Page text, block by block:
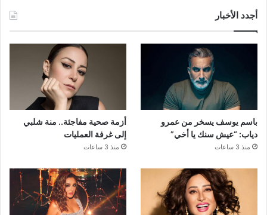
أجدد الأخبار
باسم يوسف يسخر من عمرو
دياب: “عيش سنك يا أخي”
منذ 3 ساعات
أزمة صحية مفاجئة.. منة شلبي
إلى غرفة العمليات
منذ 3 ساعات